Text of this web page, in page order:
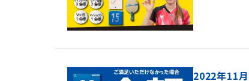
2022年11